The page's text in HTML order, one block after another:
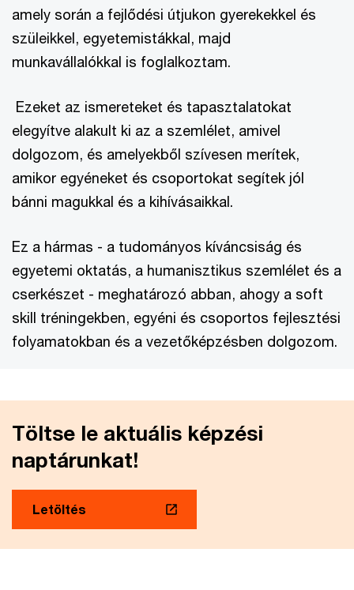
amely során a fejlődési útjukon gyerekekkel és
szüleikkel, egyetemistákkal, majd
munkavállalókkal is foglalkoztam.
Ezeket az ismereteket és tapasztalatokat
elegyítve alakult ki az a szemlélet, amivel
dolgozom, és amelyekből szívesen merítek,
amikor egyéneket és csoportokat segítek jól
bánni magukkal és a kihívásaikkal.
Ez a hármas - a tudományos kíváncsiság és
egyetemi oktatás, a humanisztikus szemlélet és a
cserkészet - meghatározó abban, ahogy a soft
skill tréningekben, egyéni és csoportos fejlesztési
folyamatokban és a vezetőképzésben dolgozom.
Töltse le aktuális képzési
naptárunkat!
Letöltés